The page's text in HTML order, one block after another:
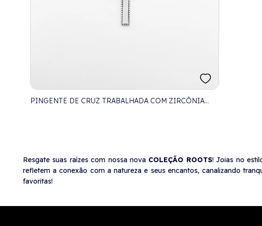
PINGENTE DE CRUZ TRABALHADA COM ZIRCÔNIA
Resgate suas raízes com nossa nova COLEÇÃO ROOTS! Joias no
refletem a conexão com a natureza e seus encantos, canalizando
favoritas!